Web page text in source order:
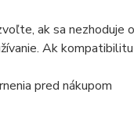
ak sa nezhoduje
Ak
pred nákupom